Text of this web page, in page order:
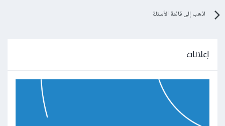
اذهب إلى قائمة الأسئلة
إعلانات